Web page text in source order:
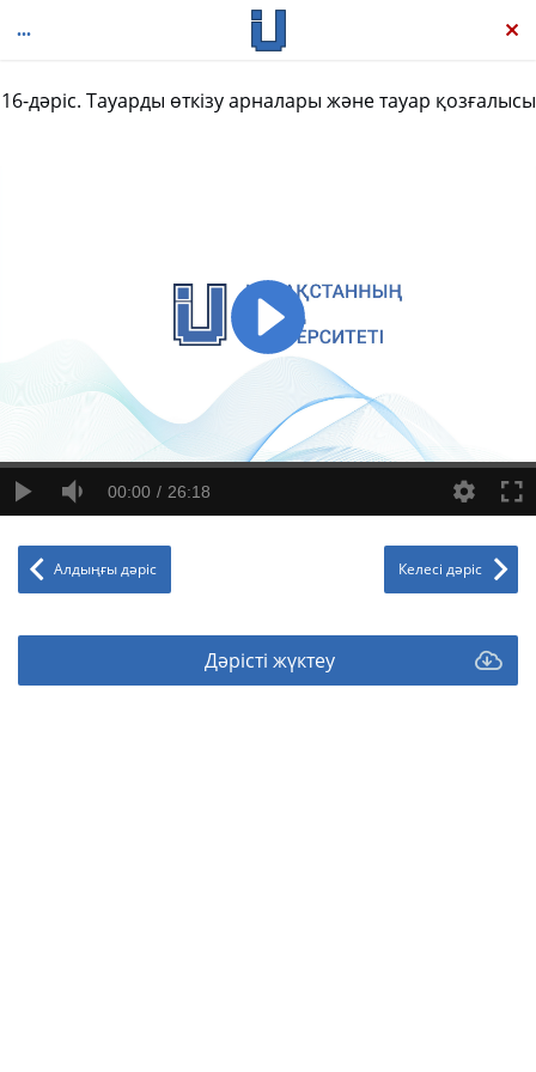
16-дәріс. Тауарды өткізу арналары және тауар қозғалысы
00:00 26:18
Алдыңғы дәріс Келесі дәріс
Дәрісті жүктеу